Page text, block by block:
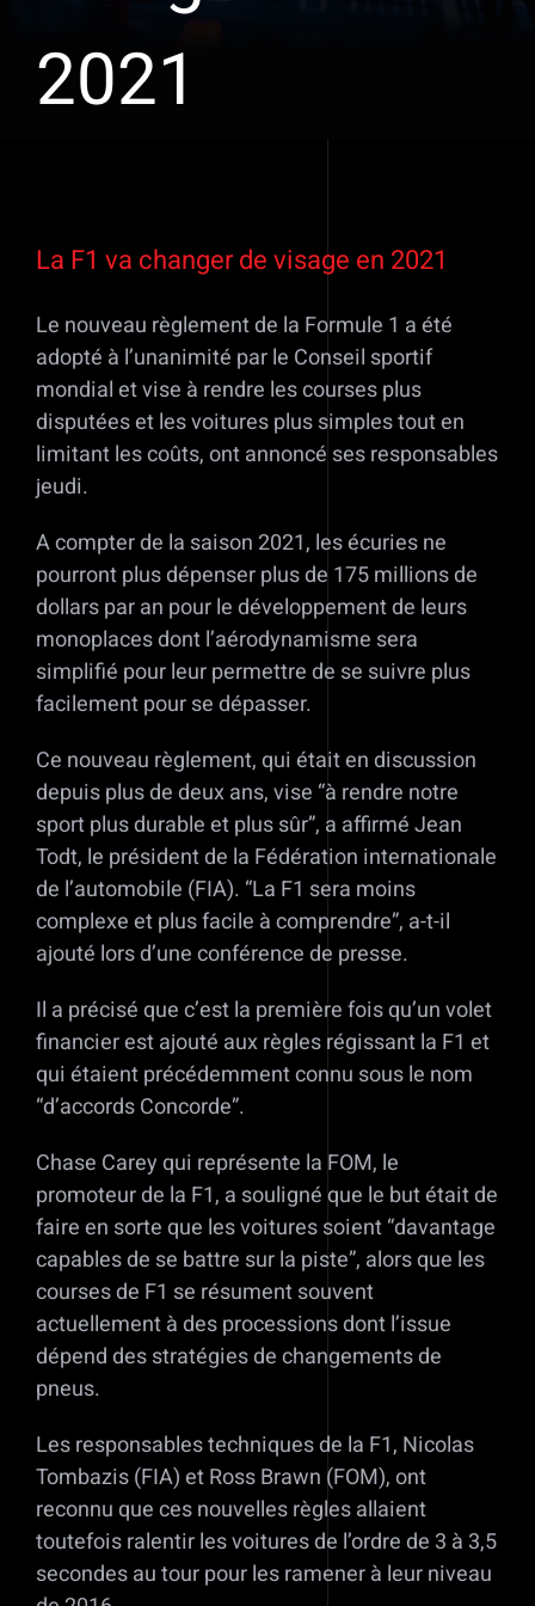
2021
l'image
La F1 va changer de visage en 2021
Le nouveau règlement de la Formule 1 a été
adopté à l’unanimité par le Conseil sportif
mondial et vise à rendre les courses plus
disputées et les voitures plus simples tout en
limitant les coûts, ont annoncé ses responsables
jeudi.
A compter de la saison 2021, les écuries ne
pourront plus dépenser plus de 175 millions de
dollars par an pour le développement de leurs
monoplaces dont l’aérodynamisme sera
simplifié pour leur permettre de se suivre plus
facilement pour se dépasser.
Ce nouveau règlement, qui était en discussion
depuis plus de deux ans, vise “à rendre notre
sport plus durable et plus sûr”, a affirmé Jean
Todt, le président de la Fédération internationale
de l’automobile (FIA). “La F1 sera moins
complexe et plus facile à comprendre”, a-t-il
ajouté lors d’une conférence de presse.
Il a précisé que c’est la première fois qu’un volet
financier est ajouté aux règles régissant la F1 et
qui étaient précédemment connu sous le nom
“d’accords Concorde”.
Chase Carey qui représente la FOM, le
promoteur de la F1, a souligné que le but était de
faire en sorte que les voitures soient “davantage
capables de se battre sur la piste”, alors que les
courses de F1 se résument souvent
actuellement à des processions dont l’issue
dépend des stratégies de changements de
pneus.
Les responsables techniques de la F1, Nicolas
Tombazis (FIA) et Ross Brawn (FOM), ont
reconnu que ces nouvelles règles allaient
toutefois ralentir les voitures de l’ordre de 3 à 3,5
secondes au tour pour les ramener à leur niveau